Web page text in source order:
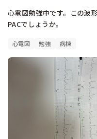
心電図勉強中です。この波
PACでしょうか。
心電図 勉強 病棟